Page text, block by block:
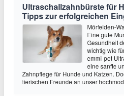
Ultraschallzahnbürste für
Tipps zur erfolgreichen
Mörfelden-
Eine gute
Gesundheit
wichtig wie
emmi-pet
eine sanfte
Zahnpflege für Hunde und Katzen.
tierischen Freunde an unser